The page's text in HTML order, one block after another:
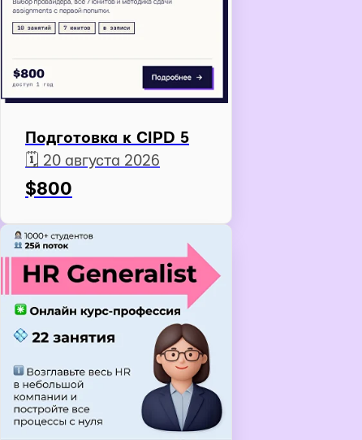
Подготовка к CIPD 5
🗓️ 20 августа 2026
$800